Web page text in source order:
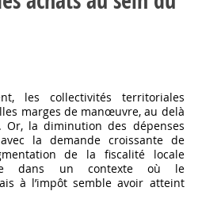
les collectivités territoriales
marges de manœuvre, au delà
Or, la diminution des dépenses
la demande croissante de
de la fiscalité locale
dans un contexte où le
à l’impôt semble avoir atteint